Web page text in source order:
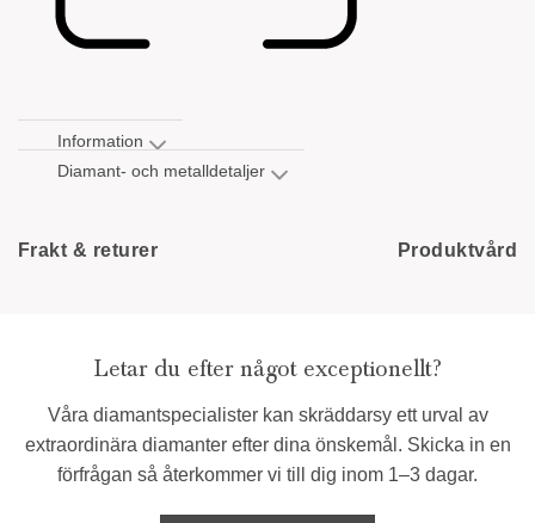
Information
Diamant- och metalldetaljer
Frakt & returer Produktvård
Letar du efter något exceptionellt?
Våra diamantspecialister kan skräddarsy ett urval av
extraordinära diamanter efter dina önskemål. Skicka in en
förfrågan så återkommer vi till dig inom 1–3 dagar.